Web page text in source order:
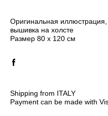
Оригинальная
вышивка на холсте
Размер 80 х 120 см
Shipping from ITALY
Payment can be made with